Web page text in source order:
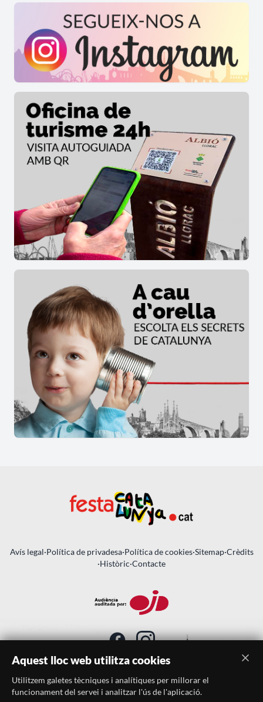
Avís legal·Política de privadesa·Política de cookies·Sitemap·Crèdits
·Històric·Contacte
SUBSCRIU-TE AL BUTLLETÍ
Aquest lloc web utilitza cookies
Utilitzem galetes tècniques i analítiques per millorar el
funcionament del servei i analitzar l'ús de l'aplicació.